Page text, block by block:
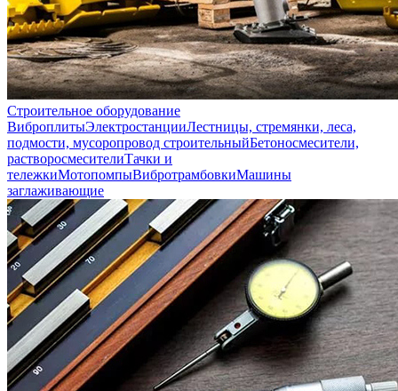
Строительное оборудование
ВиброплитыЭлектростанцииЛестницы, стремянки, леса,
подмости, мусоропровод строительныйБетоносмесители,
растворосмесителиТачки и
тележкиМотопомпыВибротрамбовкиМашины
заглаживающие